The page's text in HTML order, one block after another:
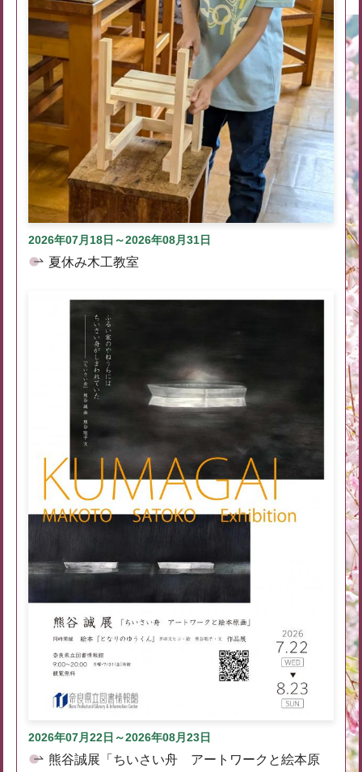
2026年07月18日～2026年08月31日
夏休み木工教室
2026年07月22日～2026年08月23日
熊谷誠展「ちいさい舟 アートワークと絵本原